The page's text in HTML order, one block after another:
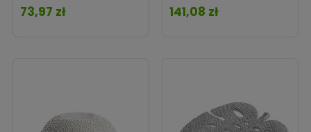
Cena
73,97 zł Cena
141,08 zł